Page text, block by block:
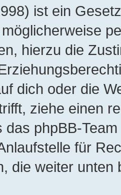
ist ein
hierzu die
dich oder die
ziehe einen
das phpBB-
für
die weiter unten